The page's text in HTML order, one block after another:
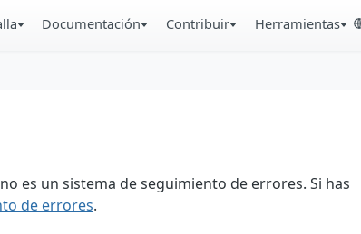
Documentación Contribuir Herramientas
es un sistema de seguimiento de errores. Si has
de errores.